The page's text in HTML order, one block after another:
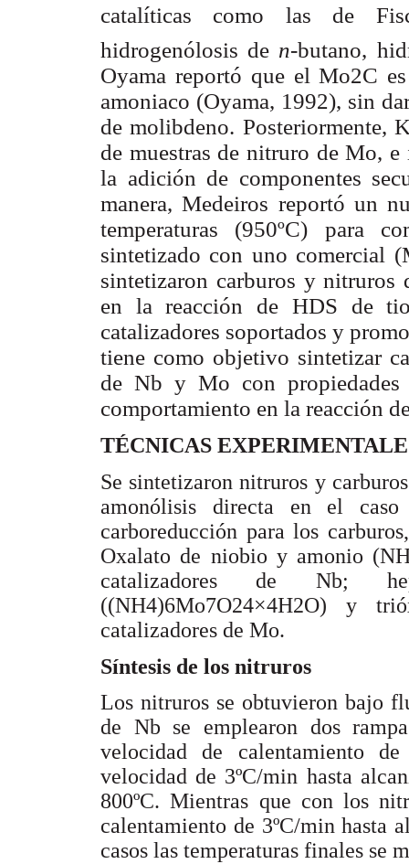
catalíticas como las de
hidrogenólosis de n-butano,
Oyama reportó que el Mo2C
amoniaco (Oyama, 1992), sin
de molibdeno. Posteriormente,
de muestras de nitruro de Mo,
la adición de componentes
manera, Medeiros reportó un
temperaturas (950ºC) para
sintetizado con uno comercial
sintetizaron carburos y nitruros
en la reacción de HDS de
catalizadores soportados y
tiene como objetivo sintetizar
de Nb y Mo con propiedades
comportamiento en la reacción
TÉCNICAS
Se sintetizaron nitruros y
amonólisis directa en el
carboreducción para los
Oxalato de niobio y amonio
catalizadores de Nb;
((NH4)6Mo7O24×4H2O) y
catalizadores de Mo.
Síntesis de los nitruros
Los nitruros se obtuvieron bajo
de Nb se emplearon dos
velocidad de calentamiento
velocidad de 3ºC/min hasta
800ºC. Mientras que con los
calentamiento de 3ºC/min hasta
casos las temperaturas finales se